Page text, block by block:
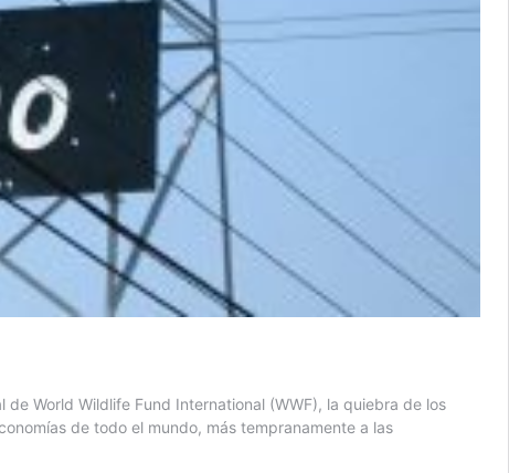
de World Wildlife Fund International (WWF), la quiebra de los
de todo el mundo, más tempranamente a las